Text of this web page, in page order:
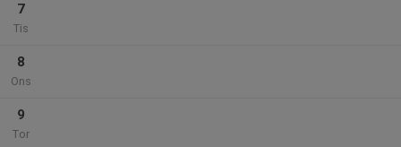
7
Tis
8
Ons
9
Tor